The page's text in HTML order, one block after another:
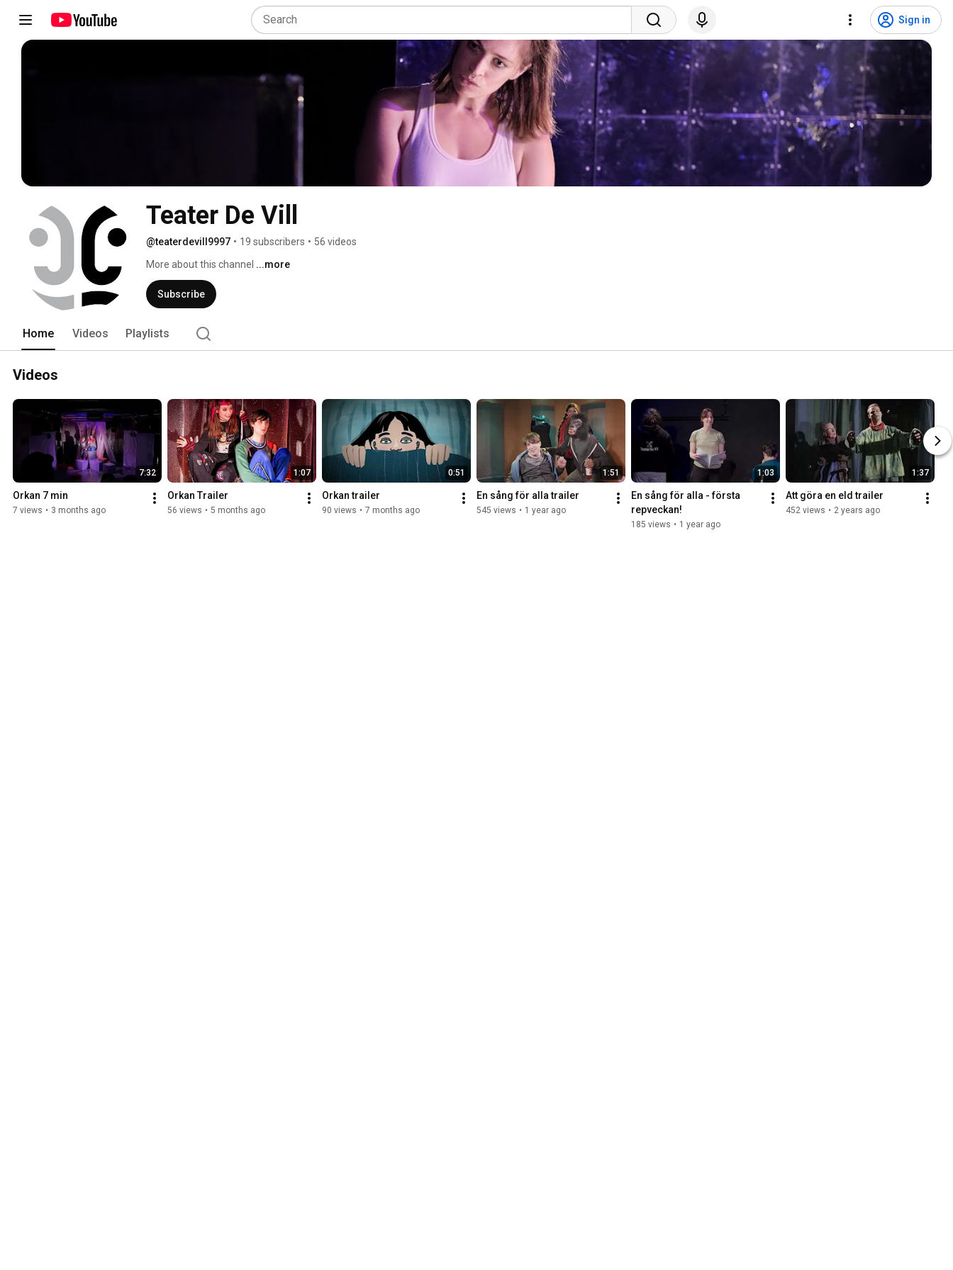
Sign in
Teater De Vill
@teaterdevill9997 • 19 subscribers • 56 videos
More about this channel ...more
Subscribe
Home Videos Playlists
Videos
7:32
Orkan 7 min
7 views • 3 months ago
1:07
Orkan Trailer
56 views • 5 months ago
0:51
Orkan trailer
90 views • 7 months ago
1:51
En sång för alla trailer
545 views • 1 year ago
1:03
En sång för alla - första
repveckan!
185 views • 1 year ago
1:37
Att göra en eld trailer
452 views • 2 years ago